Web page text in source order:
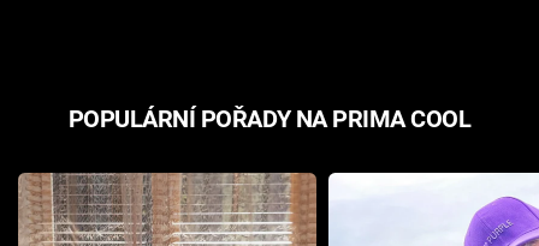
POPULÁRNÍ POŘADY NA PRIMA COOL